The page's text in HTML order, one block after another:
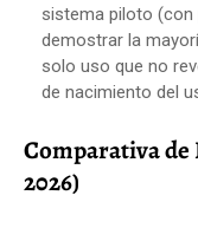
sistema piloto (con
demostrar la
solo uso que no
de nacimiento del
Comparativa de
2026)